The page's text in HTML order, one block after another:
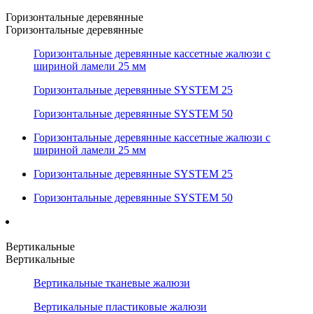
Горизонтальные деревянные
Горизонтальные деревянные
Горизонтальные деревянные кассетные жалюзи с
шириной ламели 25 мм
Горизонтальные деревянные SYSTEM 25
Горизонтальные деревянные SYSTEM 50
Горизонтальные деревянные кассетные жалюзи с
шириной ламели 25 мм
Горизонтальные деревянные SYSTEM 25
Горизонтальные деревянные SYSTEM 50
Вертикальные
Вертикальные
Вертикальные тканевые жалюзи
Вертикальные пластиковые жалюзи